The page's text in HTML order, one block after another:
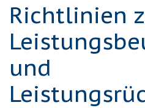
Richtlinien
und